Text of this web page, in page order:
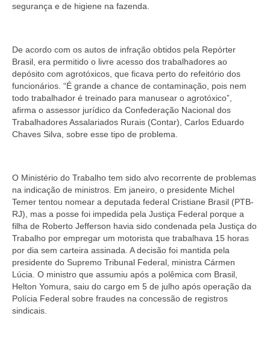
segurança e de higiene na fazenda.
De acordo com os autos de infração obtidos pela Repórter
Brasil, era permitido o livre acesso dos trabalhadores ao
depósito com agrotóxicos, que ficava perto do refeitório dos
funcionários. “É grande a chance de contaminação, pois nem
todo trabalhador é treinado para manusear o agrotóxico”,
afirma o assessor jurídico da Confederação Nacional dos
Trabalhadores Assalariados Rurais (Contar), Carlos Eduardo
Chaves Silva, sobre esse tipo de problema.
O Ministério do Trabalho tem sido alvo recorrente de problemas
na indicação de ministros. Em janeiro, o presidente Michel
Temer tentou nomear a deputada federal Cristiane Brasil (PTB-
RJ), mas a posse foi impedida pela Justiça Federal porque a
filha de Roberto Jefferson havia sido condenada pela Justiça do
Trabalho por empregar um motorista que trabalhava 15 horas
por dia sem carteira assinada. A decisão foi mantida pela
presidente do Supremo Tribunal Federal, ministra Cármen
Lúcia. O ministro que assumiu após a polêmica com Brasil,
Helton Yomura, saiu do cargo em 5 de julho após operação da
Polícia Federal sobre fraudes na concessão de registros
sindicais.